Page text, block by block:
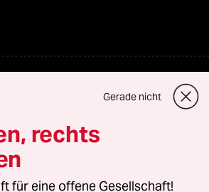
Gerade nicht
rechts
für eine offene Gesellschaft!